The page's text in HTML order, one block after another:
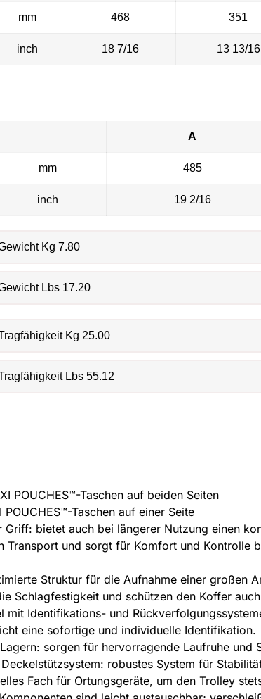
mm 468 351
inch 18 7/16 13 13/16
A
mm 485
inch 19 2/16
Kg 7.80
Lbs 17.20
Kg 25.00
Lbs 55.12
POUCHES™-Taschen auf beiden Seiten
Taschen auf einer Seite
bietet auch bei längerer Nutzung einen
Transport und sorgt für Komfort und Kontrolle
Struktur für die Aufnahme einer großen
Schlagfestigkeit und schützen den Koffer
mit Identifikations- und
eine sofortige und individuelle Identifikation.
sorgen für hervorragende Laufruhe und
robustes System für
Fach für Ortungsgeräte, um den Trolley